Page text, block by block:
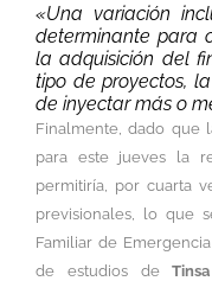
«Una variación
determinante para
la adquisición del
tipo de proyectos,
de inyectar más o
Finalmente, dado que
para este jueves la
permitiría, por cuarta
previsionales, lo que
Familiar de
de estudios deTinsa